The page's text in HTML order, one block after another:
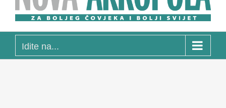
Idite na...